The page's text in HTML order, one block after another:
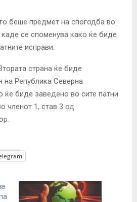
беше предмет на спогодба во
каде се споменува како ќе биде
исправи.
страна ќе биде
на Република Северна
ќе биде заведено во сите патни
членот 1, став 3 од